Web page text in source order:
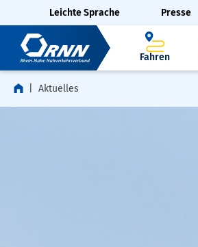
Navigation überspringen
Zur Fußzeile springen
Leichte Sprache Presse
Fahren
Aktuelles